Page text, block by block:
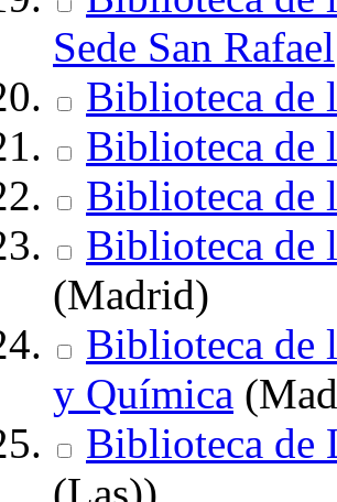
Sede San Rafael
Biblioteca de
Biblioteca de
Biblioteca de
Biblioteca de
(Madrid)
Biblioteca de
y Química
Biblioteca de
(Las))